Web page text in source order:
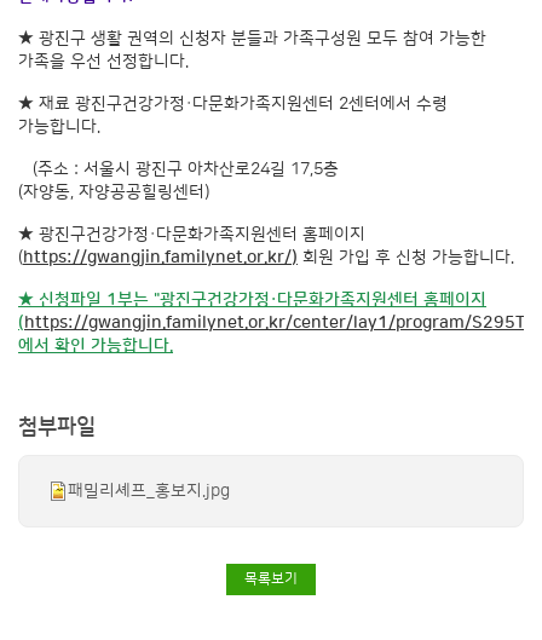
★ 광진구 생활 권역의 신청자 분들과 가족구성원 모두 참여 가능한
가족을 우선 선정합니다.
★ 재료 광진구건강가정·다문화가족지원센터 2센터에서 수령
가능합니다.
(주소 : 서울시 광진구 아차산로24길 17,5층
(자양동, 자양공공힐링센터)
★ 광진구건강가정·다문화가족지원센터 홈페이지
(https://gwangjin.familynet.or.kr/) 회원 가입 후 신청 가능합니다.
★ 신청파일 1부는 "광진구건강가정·다문화가족지원센터 홈페이지
(https://gwangjin.familynet.or.kr/center/lay1/program/
에서 확인 가능합니다.
첨부파일
패밀리셰프_홍보지.jpg
목록보기